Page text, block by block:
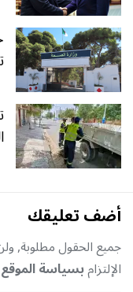
أضف تعليقك
جميع الحقول مطلوبة,
الإلتزامبسياسة الموقع